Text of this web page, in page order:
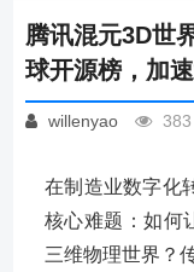
腾讯混元3D世
球开源榜，加
willenyao
在制造业数字化
核心难题：如何
三维物理世界？